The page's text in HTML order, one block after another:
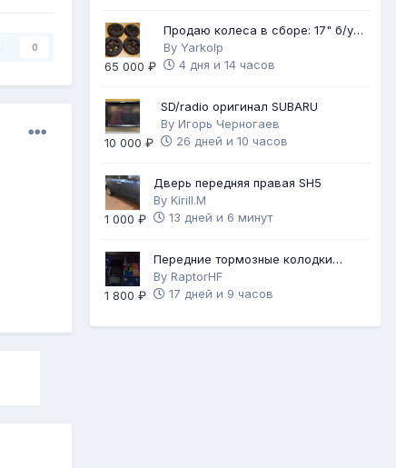
0
65 000 ₽
Продаю колеса в сборе: 17" б/у
диски с НОВОЙ зимней резиной
By Yarkolp
4 дня и 14 часов
10 000 ₽
SD/radio оригинал SUBARU
By Игорь Черногаев
26 дней и 10 часов
1 000 ₽
Дверь передняя правая SH5
By Kirill.M
13 дней и 6 минут
1 800 ₽
Передние тормозные колодки
Brembo Gold
By RaptorHF
17 дней и 9 часов